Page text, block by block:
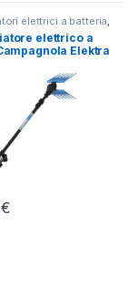
elettrici a batteria,
Raccolta delle Olive
elettrico a
Elektra
€